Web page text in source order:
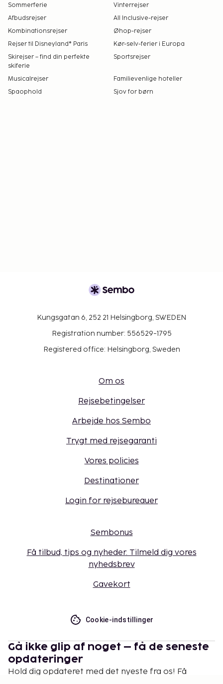
Sommerferie
Vinterrejser
Afbudsrejser
All Inclusive-rejser
Kombinationsrejser
Øhop-rejser
Rejser til Disneyland® Paris
Kør-selv-ferier i Europa
Skirejser – find din perfekte
skiferie
Sportsrejser
Musicalrejser
Familievenlige hoteller
Spaophold
Sjov for børn
Kungsgatan 6, 252 21 Helsingborg, SWEDEN
Registration number: 556529-1795
Registered office: Helsingborg, Sweden
Om os
Rejsebetingelser
Arbejde hos Sembo
Trygt med rejsegaranti
Vores policies
Destinationer
Login for rejsebureauer
Sembonus
Få tilbud, tips og nyheder. Tilmeld dig vores
nyhedsbrev
Gavekort
Cookie-indstillinger
Gå ikke glip af noget – få de seneste
opdateringer
Hold dig opdateret med det nyeste fra os! Få